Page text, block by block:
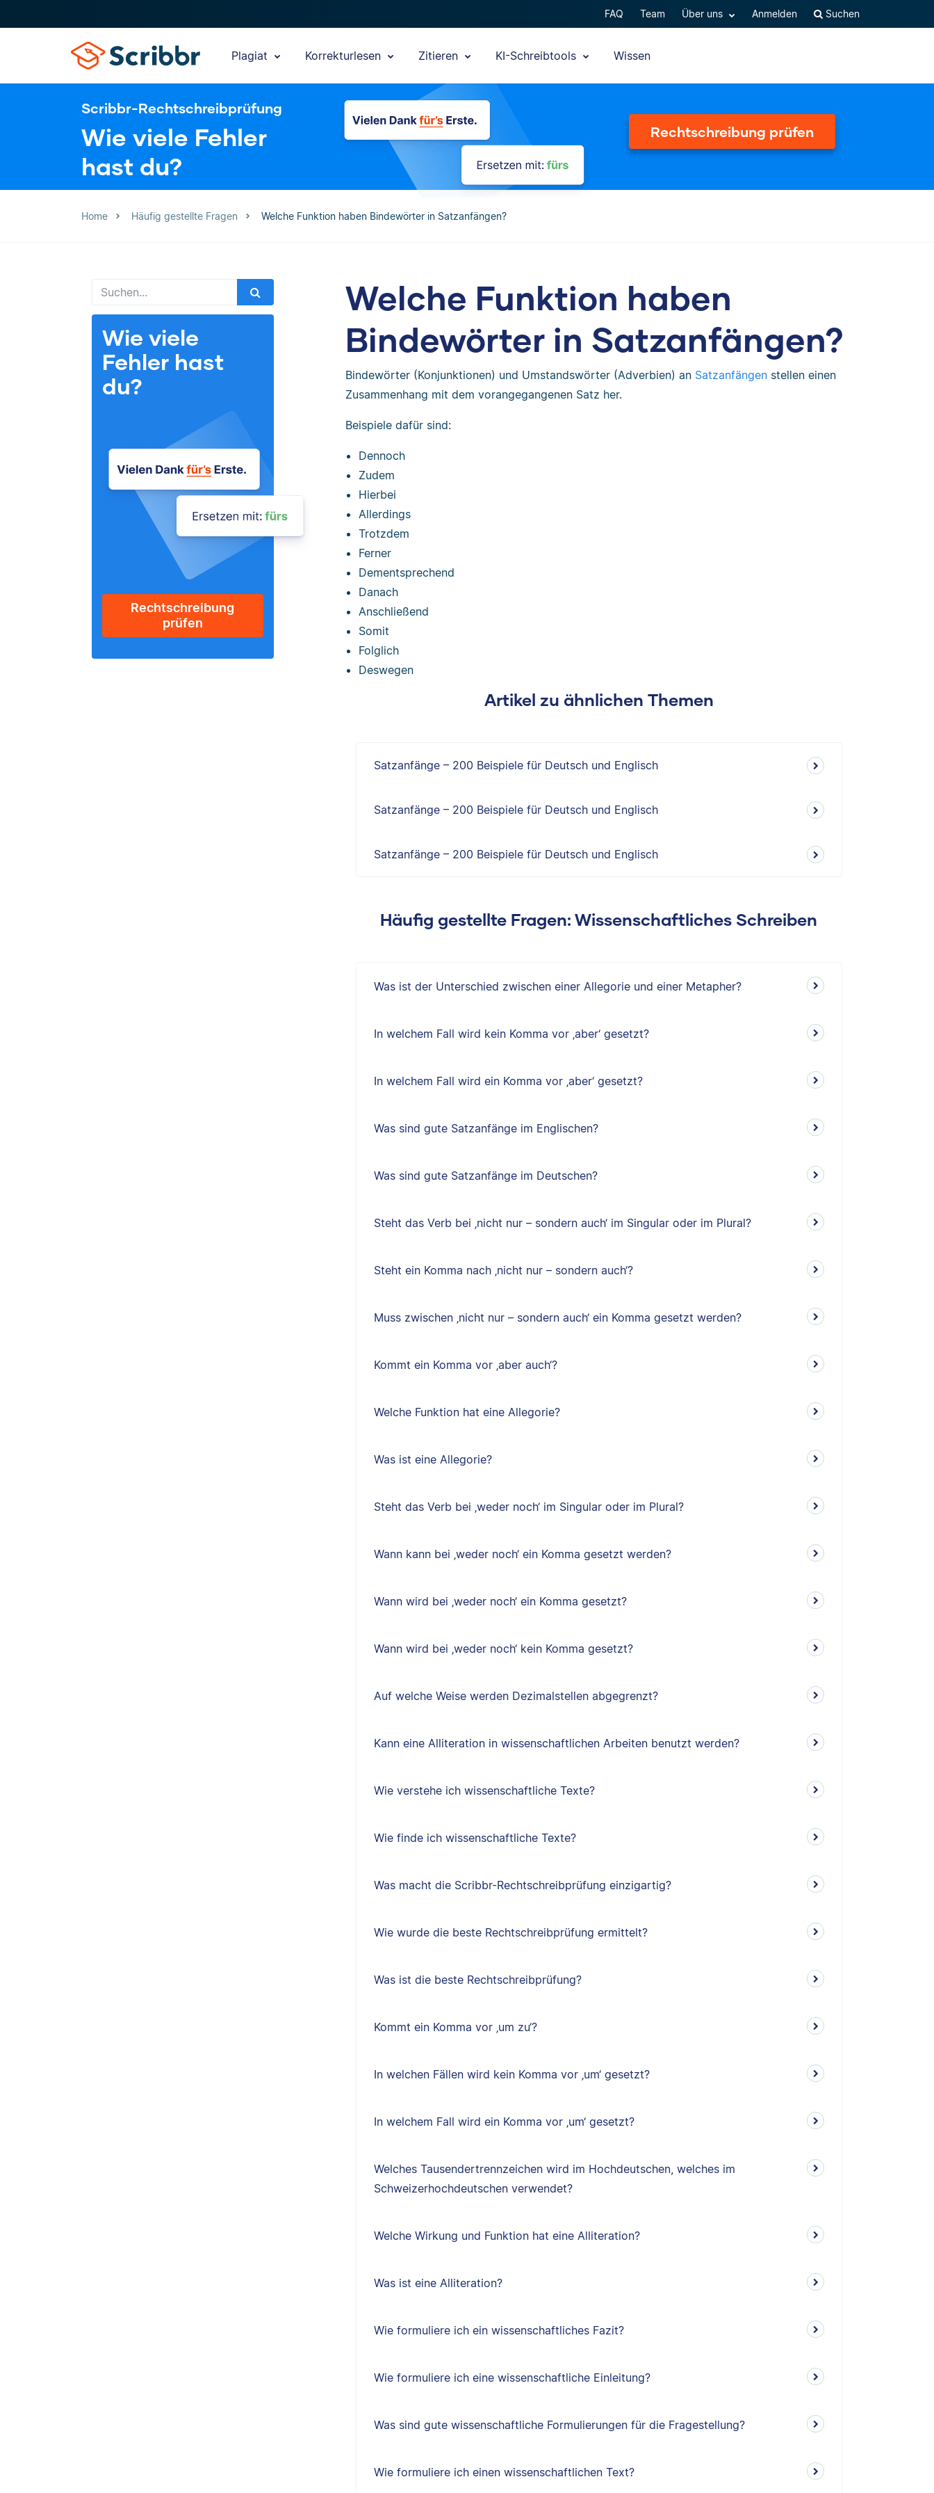
FAQ Team Über uns Anmelden Suchen
Plagiat Korrekturlesen Zitieren KI-Schreibtools Wissen
Scribbr-Rechtschreibprüfung
Wie viele Fehler
hast du?
Rechtschreibung prüfen
Home Häufig gestellte Fragen Welche Funktion haben Bindewörter in Satzanfängen?
Wie viele
Fehler hast
du?
Rechtschreibung
prüfen
Welche Funktion haben
Bindewörter in Satzanfängen?
Bindewörter (Konjunktionen) und Umstandswörter (Adverbien) an Satzanfängenstellen einen
Zusammenhang mit dem vorangegangenen Satz her.
Beispiele dafür sind:
Dennoch
Zudem
Hierbei
Allerdings
Trotzdem
Ferner
Dementsprechend
Danach
Anschließend
Somit
Folglich
Deswegen
Artikel zu ähnlichen Themen
Satzanfänge – 200 Beispiele für Deutsch und Englisch
Satzanfänge – 200 Beispiele für Deutsch und Englisch
Satzanfänge – 200 Beispiele für Deutsch und Englisch
Häufig gestellte Fragen: Wissenschaftliches Schreiben
Was ist der Unterschied zwischen einer Allegorie und einer Metapher?
In welchem Fall wird kein Komma vor ‚aber‘ gesetzt?
In welchem Fall wird ein Komma vor ‚aber‘ gesetzt?
Was sind gute Satzanfänge im Englischen?
Was sind gute Satzanfänge im Deutschen?
Steht das Verb bei ‚nicht nur – sondern auch‘ im Singular oder im Plural?
Steht ein Komma nach ‚nicht nur – sondern auch‘?
Muss zwischen ‚nicht nur – sondern auch‘ ein Komma gesetzt werden?
Kommt ein Komma vor ‚aber auch‘?
Welche Funktion hat eine Allegorie?
Was ist eine Allegorie?
Steht das Verb bei ‚weder noch‘ im Singular oder im Plural?
Wann kann bei ‚weder noch‘ ein Komma gesetzt werden?
Wann wird bei ‚weder noch‘ ein Komma gesetzt?
Wann wird bei ‚weder noch‘ kein Komma gesetzt?
Auf welche Weise werden Dezimalstellen abgegrenzt?
Kann eine Alliteration in wissenschaftlichen Arbeiten benutzt werden?
Wie verstehe ich wissenschaftliche Texte?
Wie finde ich wissenschaftliche Texte?
Was macht die Scribbr-Rechtschreibprüfung einzigartig?
Wie wurde die beste Rechtschreibprüfung ermittelt?
Was ist die beste Rechtschreibprüfung?
Kommt ein Komma vor ‚um zu‘?
In welchen Fällen wird kein Komma vor ‚um‘ gesetzt?
In welchem Fall wird ein Komma vor ‚um‘ gesetzt?
Welches Tausendertrennzeichen wird im Hochdeutschen, welches im
Schweizerhochdeutschen verwendet?
Welche Wirkung und Funktion hat eine Alliteration?
Was ist eine Alliteration?
Wie formuliere ich ein wissenschaftliches Fazit?
Wie formuliere ich eine wissenschaftliche Einleitung?
Was sind gute wissenschaftliche Formulierungen für die Fragestellung?
Wie formuliere ich einen wissenschaftlichen Text?